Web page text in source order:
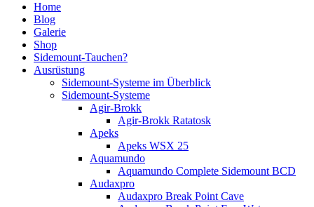
Home
Blog
Galerie
Shop
Sidemount-Tauchen?
Ausrüstung
Sidemount-Systeme im Überblick
Sidemount-Systeme
Agir-Brokk
Agir-Brokk Ratatosk
Apeks
Apeks WSX 25
Aquamundo
Aquamundo Complete Sidemount BCD
Audaxpro
Audaxpro Break Point Cave